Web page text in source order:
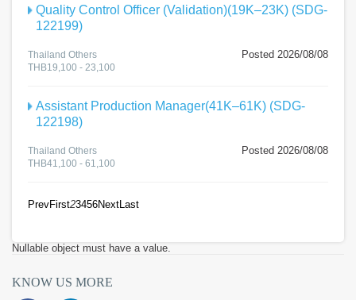
Quality Control Officer (Validation)(19K–23K) (SDG-
122199)
Posted 2026/08/08
Thailand Others
THB19,100 - 23,100
Assistant Production Manager(41K–61K) (SDG-
122198)
Posted 2026/08/08
Thailand Others
THB41,100 - 61,100
PrevFirst23456Next Last
Nullable object must have a value.
KNOW US MORE